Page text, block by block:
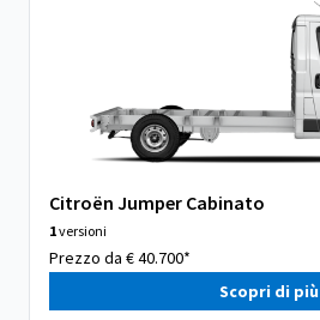
Citroën Jumper Cabinato
1versioni
Prezzo da € 40.700*
Scopri di più